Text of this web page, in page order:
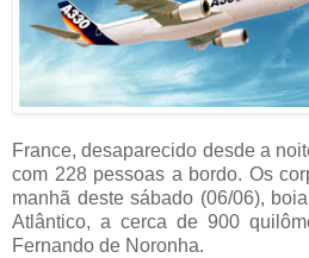
France, desaparecido desde a
com 228 pessoas a bordo. Os
manhã deste sábado (06/06),
Atlântico, a cerca de 900
Fernando de Noronha.